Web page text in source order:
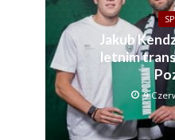
Jakub
letnim
9